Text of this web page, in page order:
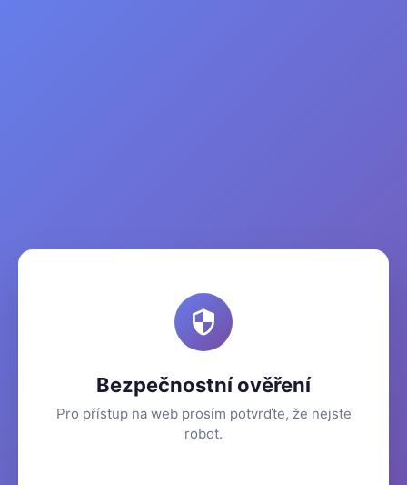
Bezpečnostní ověření
Pro přístup na web prosím potvrďte, že nejste
robot.